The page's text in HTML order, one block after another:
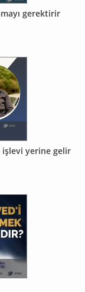
gerektirir
işlevi yerine gelir